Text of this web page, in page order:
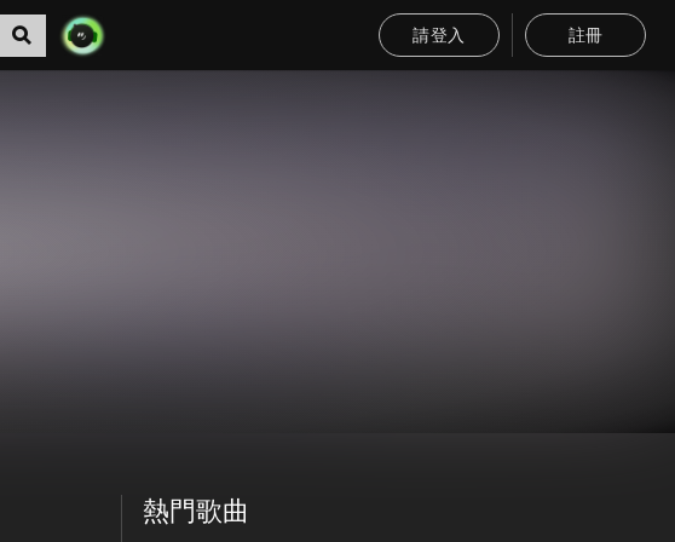
請登入 註冊
熱門歌曲